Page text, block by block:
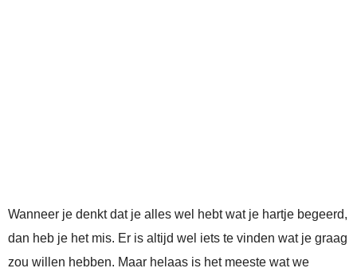
Wanneer je denkt dat je alles wel hebt wat je hartje begeerd,
dan heb je het mis. Er is altijd wel iets te vinden wat je graag
zou willen hebben. Maar helaas is het meeste wat we